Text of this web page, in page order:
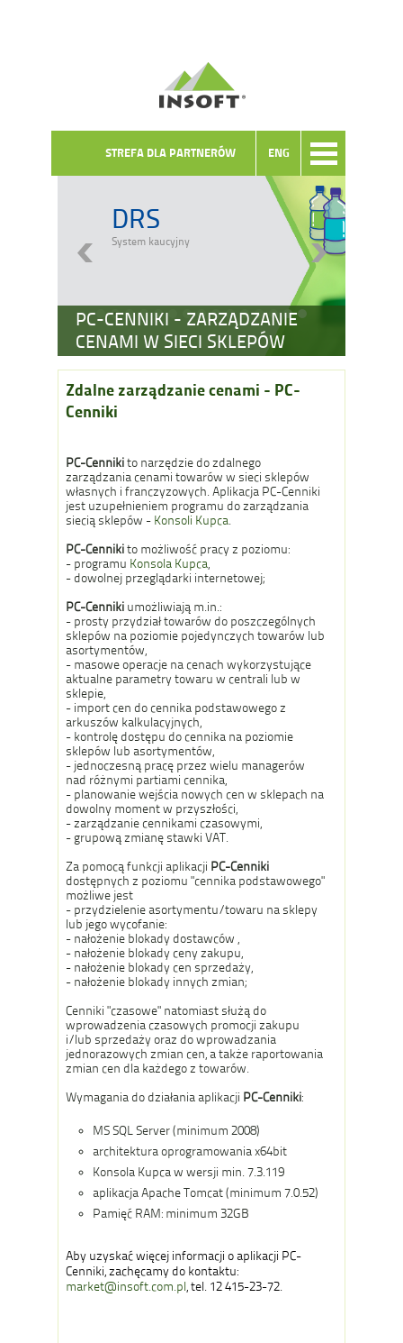
ENG
STREFA DLA PARTNERÓW
PC-CENNIKI - ZARZĄDZANIE
CENAMI W SIECI SKLEPÓW
DRS
System kaucyjny
Zdalne zarządzanie cenami - PC-
Cenniki
PC-Cennikito narzędzie do zdalnego
zarządzania cenami towarów w sieci sklepów
własnych i franczyzowych. Aplikacja PC-Cenniki
jest uzupełnieniem programu do zarządzania
siecią sklepów - Konsoli Kupca
PC-Cennikito możliwość pracy z poziomu:
- programu Konsola Kupca
- dowolnej przeglądarki internetowej;
PC-Cenniki umożliwiają m.in.:
- prosty przydział towarów do poszczególnych
sklepów na poziomie pojedynczych towarów lub
asortymentów,
- masowe operacje na cenach wykorzystujące
aktualne parametry towaru w centrali lub w
sklepie,
- import cen do cennika podstawowego z
arkuszów kalkulacyjnych,
- kontrolę dostępu do cennika na poziomie
sklepów lub asortymentów,
- jednoczesną pracę przez wielu managerów
nad różnymi partiami cennika,
- planowanie wejścia nowych cen w sklepach na
dowolny moment w przyszłości,
- zarządzanie cennikami czasowymi,
- grupową zmianę stawki VAT.
Za pomocą funkcji aplikacji PC-Cenniki
dostępnych z poziomu "cennika podstawowego"
możliwe jest
- przydzielenie asortymentu/towaru na sklepy
lub jego wycofanie:
- nałożenie blokady dostawców ,
- nałożenie blokady ceny zakupu,
- nałożenie blokady cen sprzedaży,
- nałożenie blokady innych zmian;
Cenniki "czasowe" natomiast służą do
wprowadzenia czasowych promocji zakupu
i/lub sprzedaży oraz do wprowadzania
jednorazowych zmian cen, a także raportowania
zmian cen dla każdego z towarów.
Wymagania do działania aplikacji PC-Cenniki:
MS SQL Server (minimum 2008)
architektura oprogramowania x64bit
Konsola Kupcaw wersji min. 7.3.119
aplikacja Apache Tomcat (minimum 7.0.52)
Pamięć RAM: minimum 32GB
Aby uzyskać więcej informacji o aplikacji PC-
Cenniki, zachęcamy do kontaktu:
market@insoft.com.pl , tel. 12 415-23-72.